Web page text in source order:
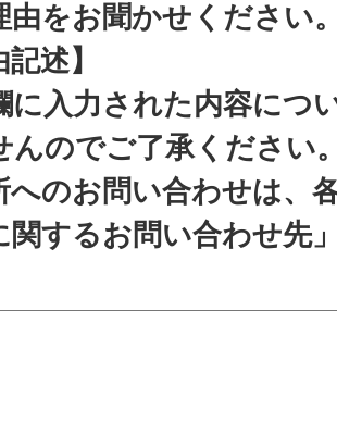
由をお聞かせください
記述】
に入力された内容につ
んのでご了承ください
へのお問い合わせは、
関するお問い合わせ先